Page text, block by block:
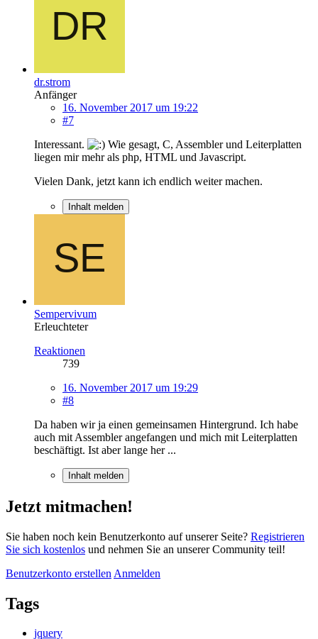
dr.strom
Anfänger
16. November 2017 um 19:22
#7
Interessant.
Wie gesagt, C, Assembler und Leiterplatten
liegen mir mehr als php, HTML und Javascript.
Vielen Dank, jetzt kann ich endlich weiter machen.
Inhalt melden
Sempervivum
Erleuchteter
Reaktionen
739
16. November 2017 um 19:29
#8
Da haben wir ja einen gemeinsamen Hintergrund. Ich habe
auch mit Assembler angefangen und mich mit Leiterplatten
beschäftigt. Ist aber lange her ...
Inhalt melden
Jetzt mitmachen!
Sie haben noch kein Benutzerkonto auf unserer Seite? Registrieren
Sie sich kostenlos und nehmen Sie an unserer Community teil!
Benutzerkonto erstellen Anmelden
Tags
jquery